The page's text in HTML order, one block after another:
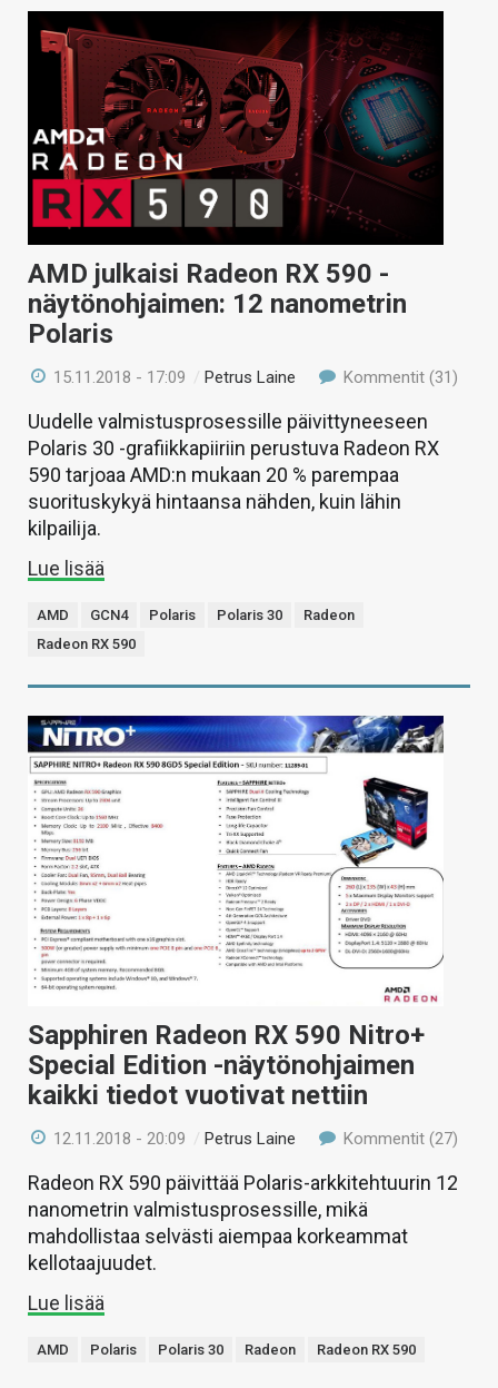
AMD julkaisi Radeon RX 590 -
näytönohjaimen: 12 nanometrin
Polaris
15.11.2018 - 17:09 /Petrus Laine Kommentit (31)
Uudelle valmistusprosessille päivittyneeseen
Polaris 30 -grafiikkapiiriin perustuva Radeon RX
590 tarjoaa AMD:n mukaan 20 % parempaa
suorituskykyä hintaansa nähden, kuin lähin
kilpailija.
Lue lisää
AMD GCN4 Polaris Polaris 30
Radeon
Radeon RX 590
Sapphiren Radeon RX 590 Nitro+
Special Edition -näytönohjaimen
kaikki tiedot vuotivat nettiin
12.11.2018 - 20:09 /Petrus Laine Kommentit (27)
Radeon RX 590 päivittää Polaris-arkkitehtuurin 12
nanometrin valmistusprosessille, mikä
mahdollistaa selvästi aiempaa korkeammat
kellotaajuudet.
Lue lisää
AMD Polaris Polaris 30 Radeon Radeon RX 590